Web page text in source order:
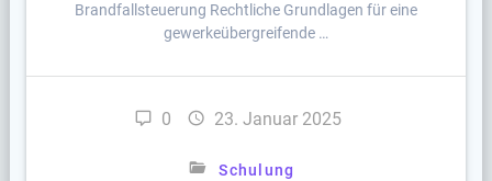
Brandfallsteuerung Rechtliche Grundlagen für eine
gewerkeübergreifende …
0 23. Januar 2025
Schulung